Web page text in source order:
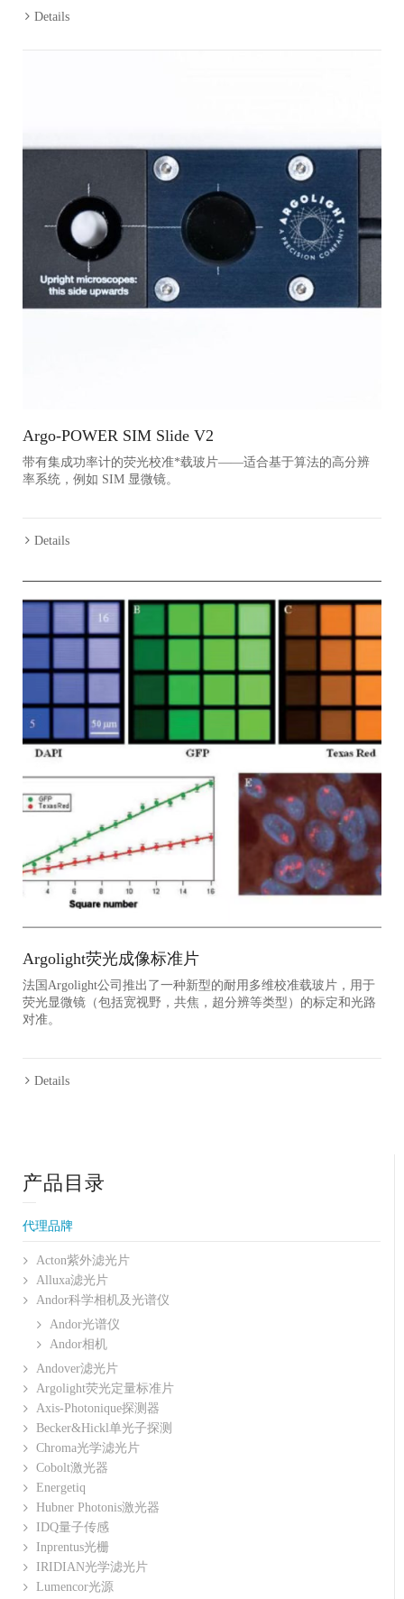
Details
Argo-POWER SIM Slide V2
带有集成功率计的荧光校准*载玻片——适合基于算法的高分辨
率系统，例如 SIM 显微镜。
Details
Argolight荧光成像标准片
法国Argolight公司推出了一种新型的耐用多维校准载玻片，用于
荧光显微镜（包括宽视野，共焦，超分辨等类型）的标定和光路
对准。
Details
产品目录
代理品牌
Acton紫外滤光片
Alluxa滤光片
Andor科学相机及光谱仪
Andor光谱仪
Andor相机
Andover滤光片
Argolight荧光定量标准片
Axis-Photonique探测器
Becker&Hickl单光子探测
Chroma光学滤光片
Cobolt激光器
Energetiq
Hubner Photonis激光器
IDQ量子传感
Inprentus光栅
IRIDIAN光学滤光片
Lumencor光源